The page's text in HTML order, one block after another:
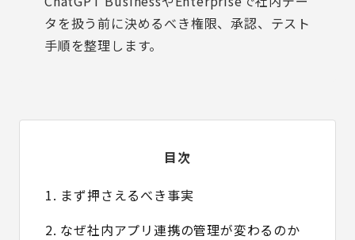
タを扱う前に決めるべき権限、承認、テスト
手順を整理します。
目次
1. まず押さえるべき事実
2. なぜ社内アプリ連携の管理が変わるのか